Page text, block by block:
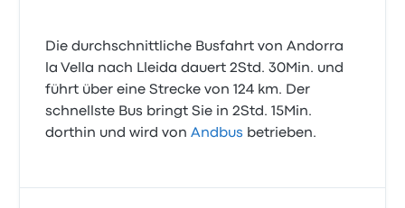
Die durchschnittliche Busfahrt von Andorra
la Vella nach Lleida dauert 2Std. 30Min. und
führt über eine Strecke von 124 km. Der
schnellste Bus bringt Sie in 2Std. 15Min.
dorthin und wird vonAndbus betrieben.